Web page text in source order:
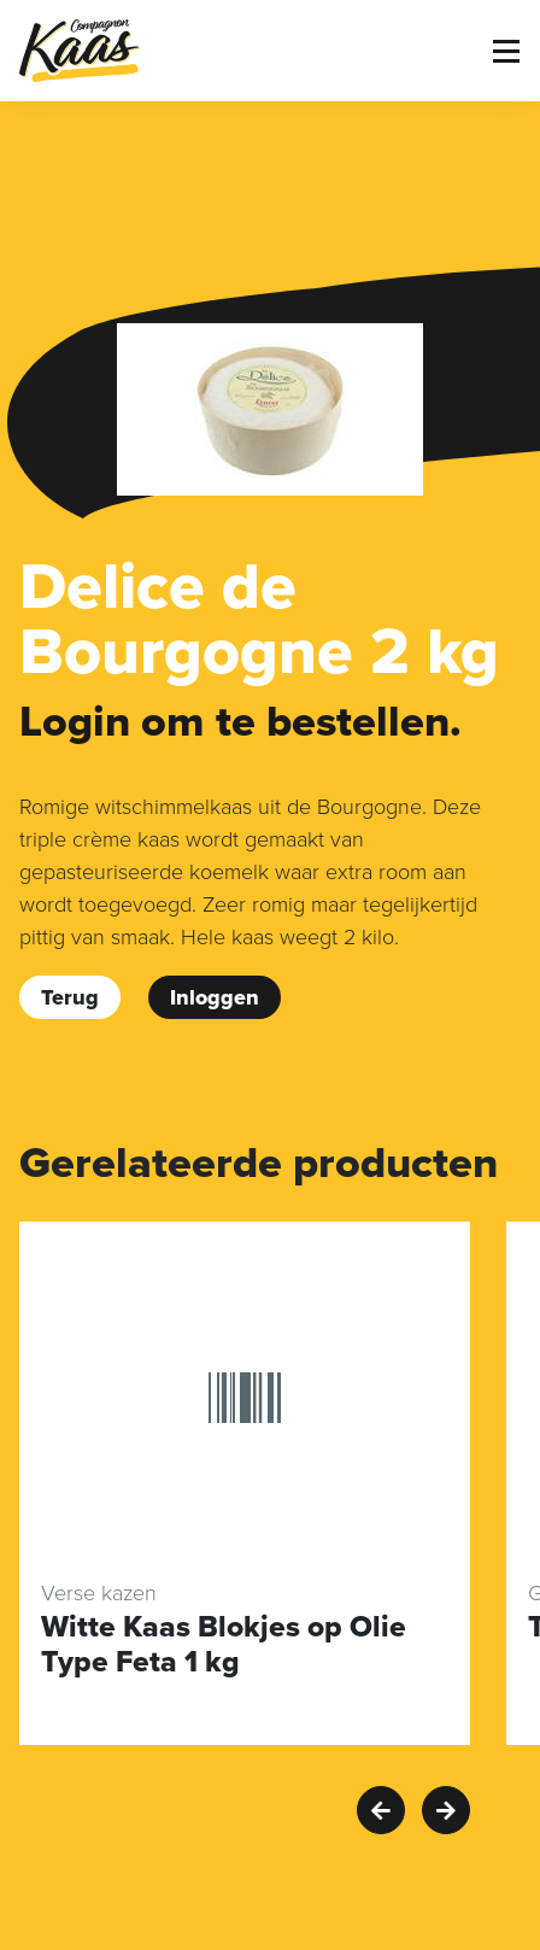
Delice de
Bourgogne 2 kg
Login om te bestellen.
Romige witschimmelkaas uit de Bourgogne. Deze
triple crème kaas wordt gemaakt van
gepasteuriseerde koemelk waar extra room aan
wordt toegevoegd. Zeer romig maar tegelijkertijd
pittig van smaak. Hele kaas weegt 2 kilo.
Terug Inloggen
Gerelateerde producten
Verse kazen
Witte Kaas Blokjes op Olie
Type Feta 1 kg